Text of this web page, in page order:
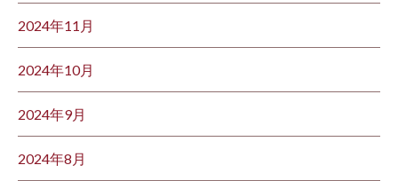
2024年11月
2024年10月
2024年9月
2024年8月